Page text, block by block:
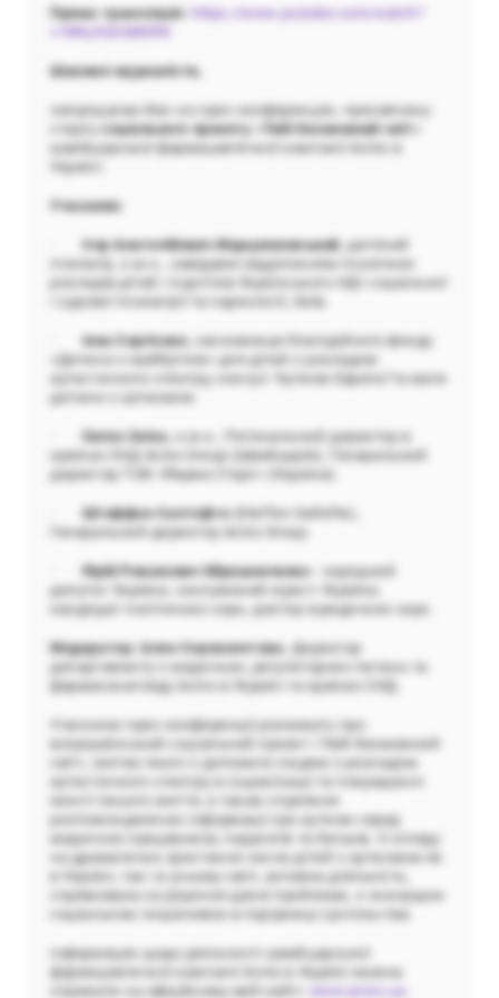
Пряма трансляція:
https://www.youtube.com/watch?
Шановні журналісти,
запрошуємо Вас на прес-конференцію, присвячену
старту
соцiального проекту «Твiй безмежний свiт»
швейцарської фармацевтичної компанії Acino в
Україні.
Учасники:
Ігор Анатолійович Марценковський, дитячий
психіатр, к.м.н., завідувач відділенням психічних
розладів дітей і підлітків Українського НДІ соціальної
і судової психіатрії та наркології, Київ.
Інна Сергієнко, засновниця благодійного фонду
«Дитина з майбутнім» для дітей з розладом
аутистичного спектру, консул "Аутизм Европа"та мати
дитини з аутизмом.
Євген Заїка, к.м.н., Регіональний директор в
країнах СНД Acino Group (Швейцарія), Генеральний
директор ТОВ «Фарма Старт» (Україна).
Штеффен Салтофте(Steffen Saltofte),
Генеральний директор Acino Group.
Юрій Романович Мірошниченко - народний
депутат України, заслужений юрист України,
кандидат політичних наук, доктор юридичних наук.
Модератор: Алла Сороколєтова, Директор
департаменту з медичних, регуляторних питань та
фармаконагляду Acino в Україні та країнах СНД.
Учасники прес-конференції розкажуть про
всеукраїнський соціальний проект «Твій безмежний
світ», метою якого є допомога людям з розладом
аутистичного спектру в соцiaлiзацii та покращеннi
якостi їхнього життя, а також сприяння
розповсюдженню iнформацii про аутизм серед
медичних працiвникiв, педагогiв та батькiв. З огляду
на драматичне зростання числа дітей з аутизмом як
в Україні, так і в усьому світі, активна діяльність,
спрямована на рішення даної проблеми, є значущою
соціальною ініціативою в підтримці суспільства.
Інформацію щодо діяльності швейцарської
фармацевтичної компанії Acino в Україні можна
отримати на офіційному веб-сайті:
www.acino.ua